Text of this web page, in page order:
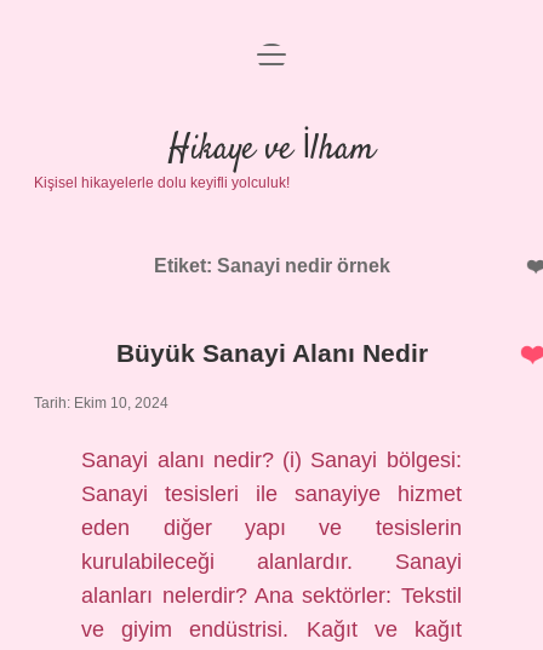
Anasayfa
Gizlilik Politikası
Yasal Uyarı
menüyü
Hikaye ve İlham
Kişisel hikayelerle dolu keyifli yolculuk!
Etiket: Sanayi nedir örnek
Büyük Sanayi Alanı Nedir
Tarih: Ekim 10, 2024
Sanayi alanı nedir? (i) Sanayi bölgesi:
Sanayi tesisleri ile sanayiye hizmet
eden diğer yapı ve tesislerin
kurulabileceği alanlardır. Sanayi
alanları nelerdir? Ana sektörler: Tekstil
ve giyim endüstrisi. Kağıt ve kağıt